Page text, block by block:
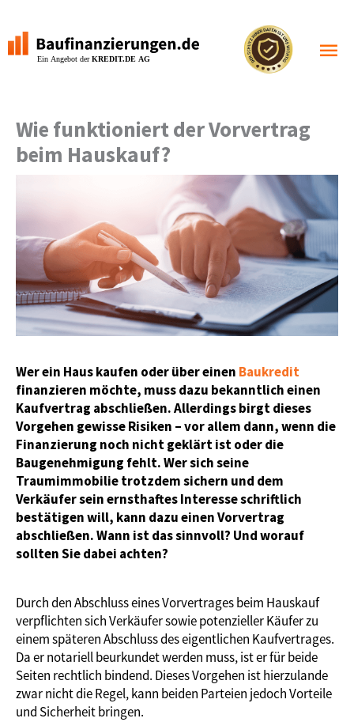
springen
Wie funktioniert der Vorvertrag
beim Hauskauf?
Wer ein Haus kaufen oder über einen Baukredit
finanzieren möchte, muss dazu bekanntlich einen
Kaufvertrag abschließen. Allerdings birgt dieses
Vorgehen gewisse Risiken – vor allem dann, wenn die
Finanzierung noch nicht geklärt ist oder die
Baugenehmigung fehlt. Wer sich seine
Traumimmobilie trotzdem sichern und dem
Verkäufer sein ernsthaftes Interesse schriftlich
bestätigen will, kann dazu einen Vorvertrag
abschließen. Wann ist das sinnvoll? Und worauf
sollten Sie dabei achten?
Durch den Abschluss eines Vorvertrages beim Hauskauf
verpflichten sich Verkäufer sowie potenzieller Käufer zu
einem späteren Abschluss des eigentlichen Kaufvertrages.
Da er notariell beurkundet werden muss, ist er für beide
Seiten rechtlich bindend. Dieses Vorgehen ist hierzulande
zwar nicht die Regel, kann beiden Parteien jedoch Vorteile
und Sicherheit bringen.